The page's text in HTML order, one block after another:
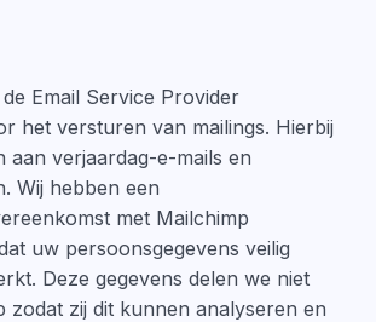
Email Service Provider
het versturen van mailings. Hierbij
aan verjaardag-e-mails en
Wij hebben een
met Mailchimp
uw persoonsgegevens veilig
Deze gegevens delen we niet
zodat zij dit kunnen analyseren en